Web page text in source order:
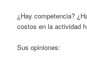
¿Hay competencia?
costos en la actividad
Sus opiniones: